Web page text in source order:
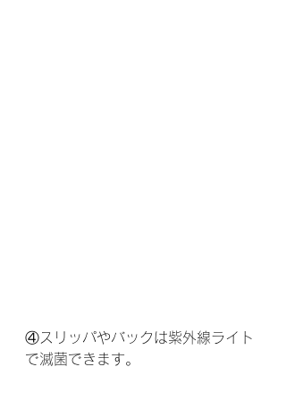
④スリッパやバックは紫外線ライト
で滅菌できます。